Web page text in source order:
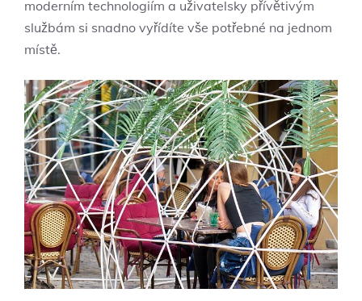
moderním technologiím a uživatelsky přívětivým
službám si snadno vyřídíte vše potřebné na jednom
místě.